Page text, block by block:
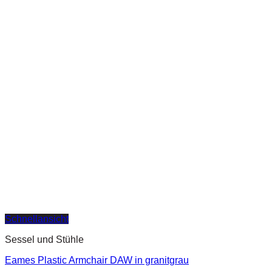
Schnellansicht
Sessel und Stühle
Eames Plastic Armchair DAW in granitgrau